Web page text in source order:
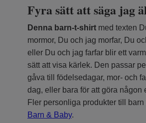
Fyra sätt att säga jag
Denna barn-t-shirt med texten
mormor, Du och jag morfar, Du
eller Du och jag farfar blir ett
sätt att visa kärlek. Den passar
gåva till födelsedagar, mor- och
dag, eller bara för att göra någon
Fler personliga produkter till
Barn & Baby.